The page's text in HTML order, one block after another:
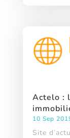
Actelo :
10 Sep
Site